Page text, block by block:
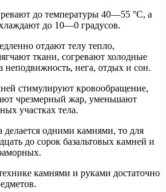
до температуры 40—55 °C, а
до 10—0 градусов.
отдают телу тепло,
ткани, согревают холодные
неподвижность, нега, отдых и сон.
стимулируют кровообращение,
чрезмерный жар, уменьшают
участках тела.
делается одними камнями, то для
до сорок базальтовых камней и
камнями и руками достаточно